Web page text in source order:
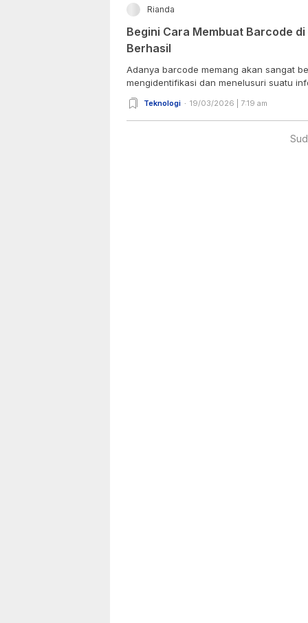
Rianda
Begini Cara Membuat Barcode
Berhasil
Adanya barcode memang akan sangat
mengidentifikasi dan menelusuri suatu
Teknologi 19/03/2026 | 7:19 am